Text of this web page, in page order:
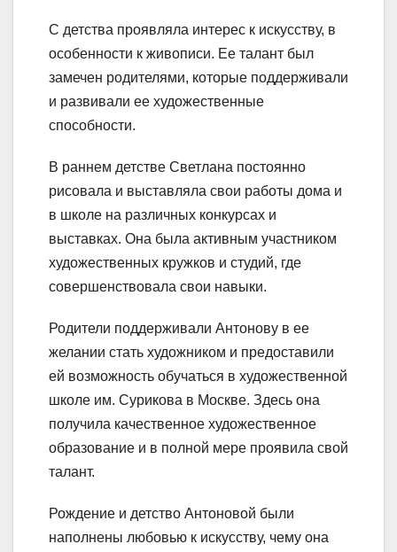
С детства проявляла интерес к искусству, в
особенности к живописи. Ее талант был
замечен родителями, которые поддерживали
и развивали ее художественные
способности.
В раннем детстве Светлана постоянно
рисовала и выставляла свои работы дома и
в школе на различных конкурсах и
выставках. Она была активным участником
художественных кружков и студий, где
совершенствовала свои навыки.
Родители поддерживали Антонову в ее
желании стать художником и предоставили
ей возможность обучаться в художественной
школе им. Сурикова в Москве. Здесь она
получила качественное художественное
образование и в полной мере проявила свой
талант.
Рождение и детство Антоновой были
наполнены любовью к искусству, чему она